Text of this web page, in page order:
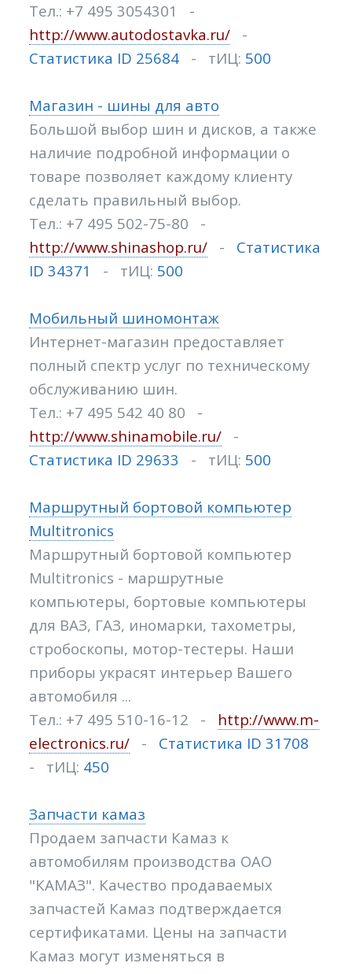
Тел.: +7 495 3054301 -
http://www.autodostavka.ru/ -
Статистика ID 25684 - тИЦ: 500
Магазин - шины для авто
Большой выбор шин и дисков, а также
наличие подробной информации о
товаре позволяет каждому клиенту
сделать правильный выбор.
Тел.: +7 495 502-75-80 -
http://www.shinashop.ru/ - Статистика
ID 34371
- тИЦ: 500
Мобильный шиномонтаж
Интернет-магазин предоставляет
полный спектр услуг по техническому
обслуживанию шин.
Тел.: +7 495 542 40 80 -
http://www.shinamobile.ru/ -
Статистика ID 29633 - тИЦ: 500
Маршрутный бортовой компьютер
Multitronics
Маршрутный бортовой компьютер
Multitronics - маршрутные
компьютеры, бортовые компьютеры
для ВАЗ, ГАЗ, иномарки, тахометры,
стробоскопы, мотор-тестеры. Наши
приборы украсят интерьер Вашего
автомобиля ...
Тел.: +7 495 510-16-12 - http://www.m-
electronics.ru/ - Статистика ID 31708
- тИЦ: 450
Запчасти камаз
Продаем запчасти Камаз к
автомобилям производства ОАО
"КАМАЗ". Качество продаваемых
запчастей Камаз подтверждается
сертификатами. Цены на запчасти
Камаз могут изменяться в